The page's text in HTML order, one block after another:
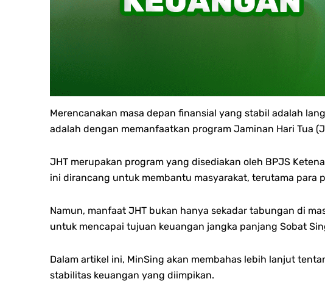
Merencanakan masa depan finansial yang stabil adalah
adalah dengan memanfaatkan program Jaminan Hari Tua
JHT merupakan program yang disediakan oleh BPJS
ini dirancang untuk membantu masyarakat, terutama para
Namun, manfaat JHT bukan hanya sekadar tabungan di
untuk mencapai tujuan keuangan jangka panjang Sobat
Dalam artikel ini, MinSing akan membahas lebih lanjut
stabilitas keuangan yang diimpikan.